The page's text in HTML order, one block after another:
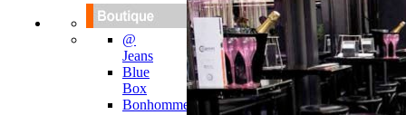
@
Jeans
Blue
Box
Bonhomme